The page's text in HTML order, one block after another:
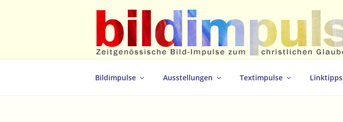
Bildimpulse Ausstellungen Textimpulse Linktipps